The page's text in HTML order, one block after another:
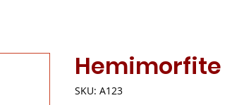
Hemimorfite
SKU: A123